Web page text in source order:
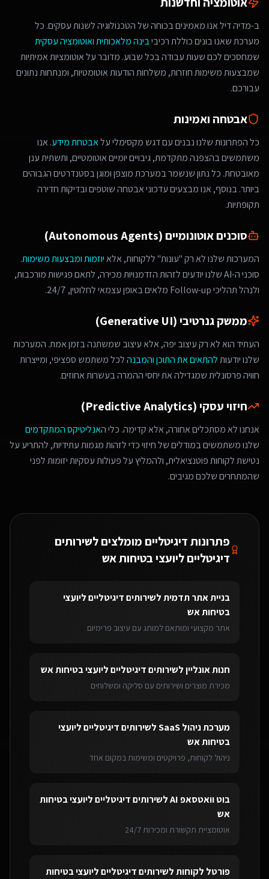
ב-מדיה דיל אנו מאמינים בכוחה של הטכנולוגיה לשנות עסקים. כל
מערכת שאנו בונים כוללת רכיביבינה מלאכותיתואוטומציה עסקית
שמחסכים לכם שעות עבודה בכל שבוע. מדובר על אוטומציות אמיתיות
שמבצעות משימות חוזרות, משלחות הודעות אוטומטיות, ומנתחות נתונים
עבורכם.
אבטחה ואמינות
כל הפתרונות שלנו נבנים עם דגש מקסימלי עלאבטחת מידע. אנו
משתמשים בהצפנה מתקדמת, גיבויים יומיים אוטומטיים, ותשתית ענן
מאובטחת. כל נתון שנשמר במערכת מוצפן ומוגן בסטנדרטים הגבוהים
ביותר. בנוסף, אנו מבצעים עדכוני אבטחה שוטפים ובדיקות חדירה
תקופתיות.
סוכנים אוטונומיים (Autonomous Agents)
המערכות שלנו לא רק "עונות" ללקוחות, אלאיוזמות ומבצעות משימות.
סוכני ה-AI שלנו יודעים לזהות הזדמנויות מכירה, לתאם פגישות מורכבות,
ולנהל תהליכי Follow-up מלאים באופן עצמאי לחלוטין, 24/7.
ממשק גנרטיבי (Generative UI)
העתיד הוא לא רק עיצוב יפה, אלא עיצוב שמשתנה בזמן אמת. המערכות
שלנו יודעותלהתאים את התוכן והמבנהלכל משתמש ספציפי, ומייצרות
חוויה פרסונלית שמגדילה את יחסי ההמרה בעשרות אחוזים.
חיזוי עסקי (Predictive Analytics)
אנחנו לא מסתכלים אחורה, אלא קדימה. כלי האנליטיקס המתקדמים
שלנו משתמשים במודלים של חיזוי כדי לזהות מגמות עתידיות, להתריע על
נטישת לקוחות פוטנציאלית, ולהמליץ על פעולות עסקיות יזומות לפני
שהמתחרים שלכם מגיבים.
פתרונות דיגיטליים מומלצים לשירותים
דיגיטליים ליועצי בטיחות אש
בניית אתר תדמיתלשירותים דיגיטליים ליועצי
בטיחות אש
אתר מקצועי ומותאם למותג עם עיצוב פרימיום
חנות אונלייןלשירותים דיגיטליים ליועצי בטיחות אש
מכירת מוצרים ושירותים עם סליקה ומשלוחים
מערכת ניהול SaaS לשירותים דיגיטליים ליועצי
בטיחות אש
ניהול לקוחות, פרויקטים ומשימות במקום אחד
בוט וואטסאפ AI לשירותים דיגיטליים ליועצי בטיחות
אש
אוטומציית תקשורת ומכירות 24/7
פורטל לקוחותלשירותים דיגיטליים ליועצי בטיחות